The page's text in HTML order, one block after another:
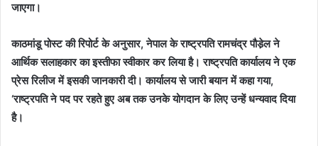
जाएगा।
काठमांडू पोस्ट की रिपोर्ट के अनुसार, नेपाल के राष्ट्रपति रामचंद्र पौडे़ल ने
आर्थिक सलाहकार का इस्तीफा स्वीकार कर लिया है। राष्ट्रपति कार्यालय ने एक
प्रेस रिलीज में इसकी जानकारी दी। कार्यालय से जारी बयान में कहा गया,
‘राष्ट्रपति ने पद पर रहते हुए अब तक उनके योगदान के लिए उन्हें धन्यवाद दिया
है।